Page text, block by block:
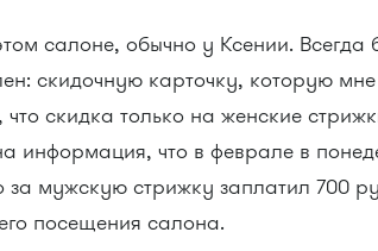
салоне, обычно у Ксении.
скидочную карточку, которую
скидка только на женские
информация, что в феврале в
мужскую стрижку заплатил 700
посещения салона.